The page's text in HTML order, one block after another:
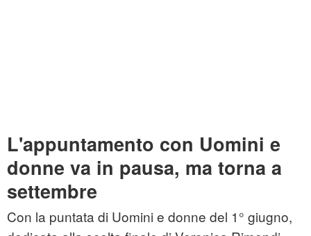
L'appuntamento con Uomini e
donne va in pausa, ma torna a
settembre
Con la puntata di Uomini e donne del 1° giugno,